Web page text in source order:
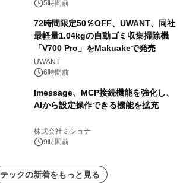
5時間前
72時間限定50％OFF、UWANT、同社
最軽量1.04kgの自動ゴミ収集掃除機
「V700 Pro」をMakuakeで発売
UWANT
6時間前
lmessage、MCP接続機能を強化し、
AIから設定操作できる機能を拡充
株式会社ミショナ
9時間前
テックの新着をもっと見る